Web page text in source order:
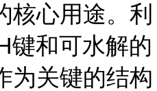
核心用途。利
键和可水解的
为关键的结构